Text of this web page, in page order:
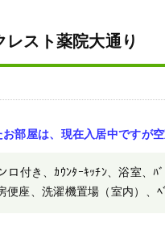
レスト薬院大通り
お部屋は、現在入居中ですが
ロ付き、ｶｳﾝﾀｰｷｯﾁﾝ、浴室、ﾊ
便座、洗濯機置場（室内）、ﾍ